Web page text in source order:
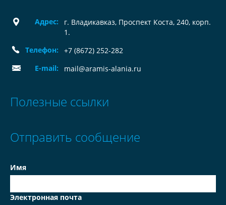
Адрес:
г. Владикавказ, Проспект Коста, 240, корп.
1.
Телефон:
+7 (8672) 252-282
E-mail:
mail@aramis-alania.ru
Полезные ссылки
Отправить сообщение
Имя
Электронная почта